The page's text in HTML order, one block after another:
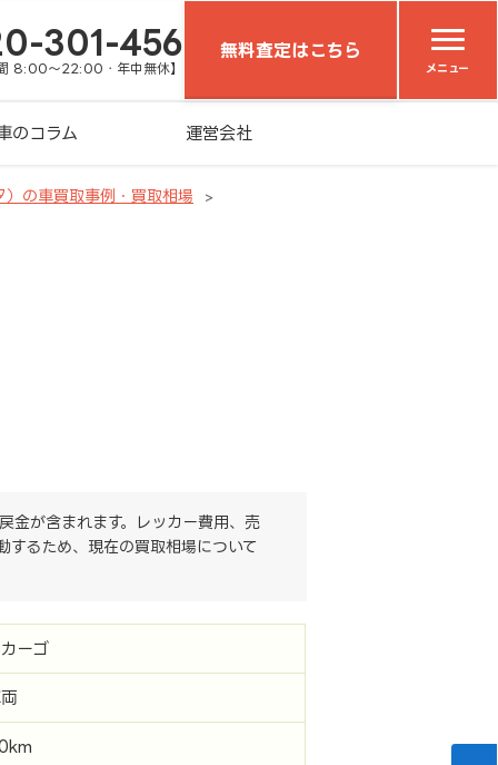
301-456
8:00～22:00・年中無休】
無料査定はこちら
メニュー
のコラム 運営会社
）の車買取事例・買取相場
金が含まれます。レッカー費用、売
するため、現在の買取相場について
ーゴ